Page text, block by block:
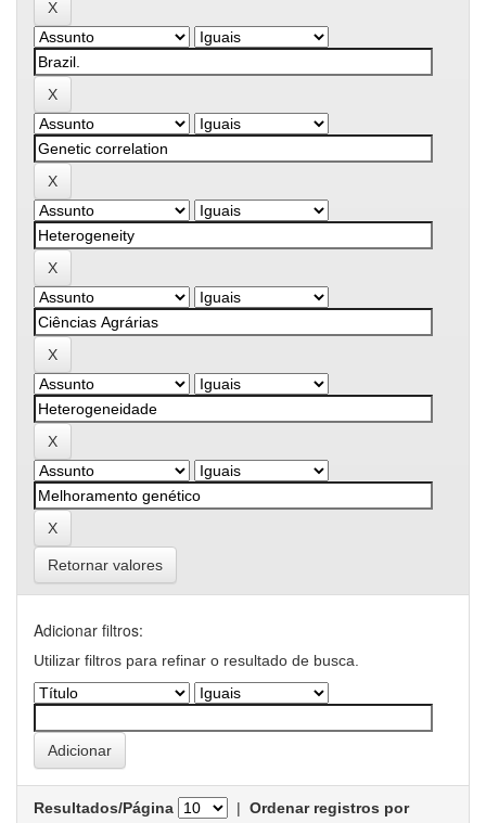
Retornar valores
Adicionar filtros:
Utilizar filtros para refinar o resultado de busca.
Resultados/Página | Ordenar registros por